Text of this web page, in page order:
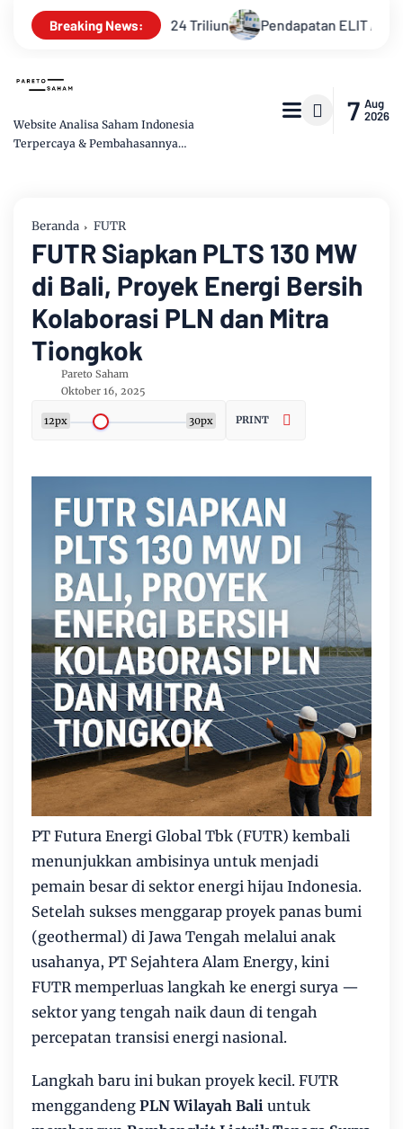
Breaking News:
Rp11,24 Triliun Pendapatan ELIT Anjlok 29%, Laba
Website Analisa Saham Indonesia
Terpercaya & Pembahasannya
7 Aug
2026
Beranda FUTR
FUTR Siapkan PLTS 130 MW
di Bali, Proyek Energi Bersih
Kolaborasi PLN dan Mitra
Tiongkok
Pareto Saham
Oktober 16, 2025
12px 30px PRINT
PT Futura Energi Global Tbk (FUTR) kembali
menunjukkan ambisinya untuk menjadi
pemain besar di sektor energi hijau Indonesia.
Setelah sukses menggarap proyek panas bumi
(geothermal) di Jawa Tengah melalui anak
usahanya, PT Sejahtera Alam Energy, kini
FUTR memperluas langkah ke energi surya —
sektor yang tengah naik daun di tengah
percepatan transisi energi nasional.
Langkah baru ini bukan proyek kecil. FUTR
menggandeng PLN Wilayah Bali untuk